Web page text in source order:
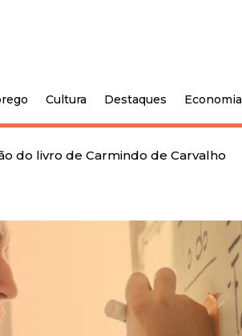
Cultura Destaques Economia
do livro de Carmindo de Carvalho